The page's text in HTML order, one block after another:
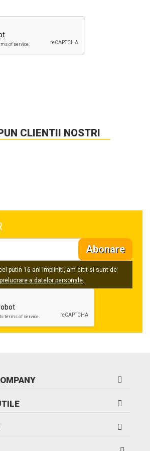
CLIENTII NOSTRI
Abonare
putin 16 ani impliniti, am citit si sunt de
a datelor personale.